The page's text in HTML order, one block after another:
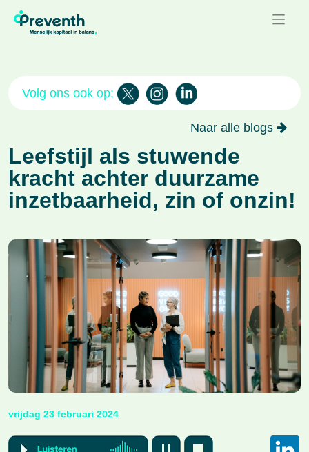
Volg ons ook op:
Naar alle blogs
Leefstijl als stuwende
kracht achter duurzame
inzetbaarheid, zin of onzin!
vrijdag 23 februari 2024